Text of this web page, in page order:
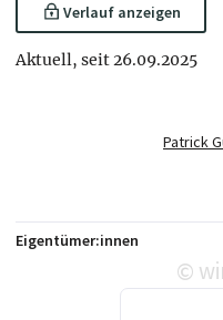
Verlauf anzeigen
Aktuell, seit 26.09.2025
Eigentümer:innen
©